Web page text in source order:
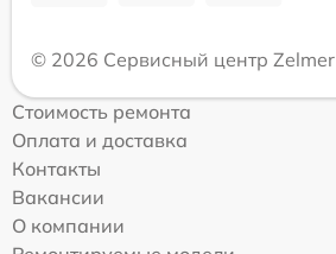
© 2026 Сервисный центр Zelmer
Стоимость ремонта
Оплата и доставка
Контакты
Вакансии
О компании